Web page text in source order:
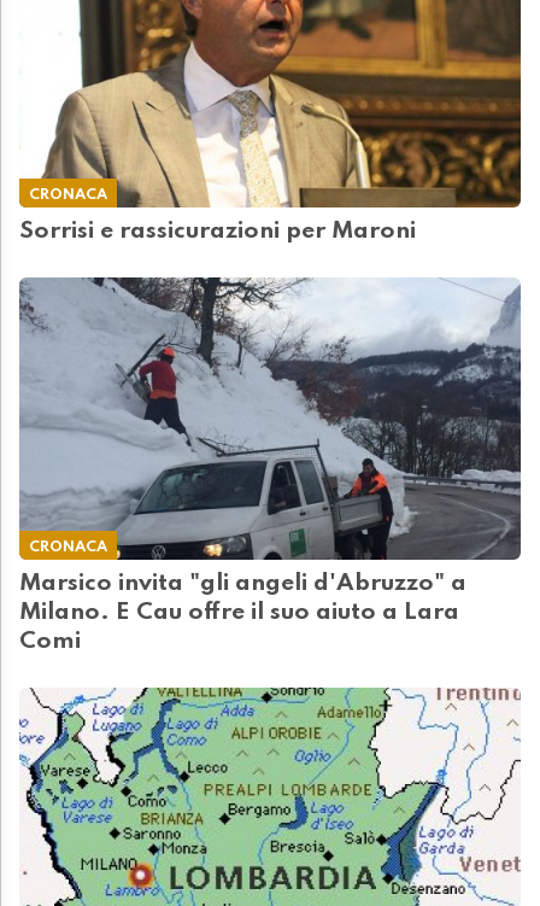
CRONACA
Sorrisi e rassicurazioni per Maroni
CRONACA
Marsico invita "gli angeli d'Abruzzo" a
Milano. E Cau offre il suo aiuto a Lara
Comi